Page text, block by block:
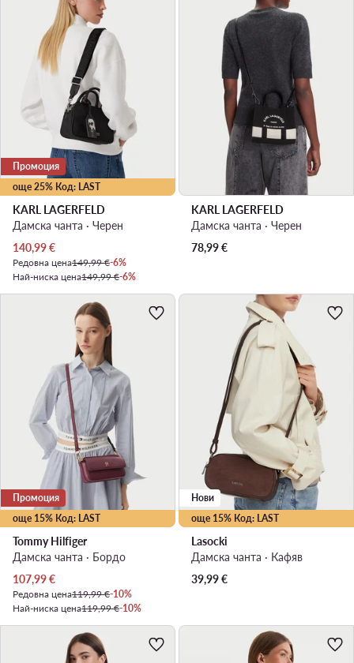
още 25% Код: LAST
Промоция
KARL LAGERFELD
Дамска чанта · Черен
Актуална цена
140,99€
Редовна цена149,99 €-6%
Най-ниска цена149,99 €-6%
KARL LAGERFELD
Дамска чанта · Черен
78,99€
още 15% Код: LAST
Промоция
Tommy Hilfiger
Дамска чанта · Бордо
Актуална цена
107,99€
Редовна цена119,99 €-10%
Най-ниска цена119,99 €-10%
още 15% Код: LAST
Нови
Lasocki
Дамска чанта · Кафяв
39,99€